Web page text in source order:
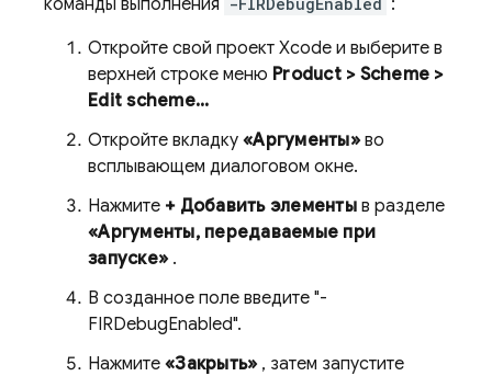
команды выполнения
:
Откройте свой проект Xcode и выберите в
верхней строке меню Product > Scheme >
Edit scheme...
Откройте вкладку «Аргументы»во
всплывающем диалоговом окне.
Нажмите + Добавить элементыв разделе
«Аргументы, передаваемые при
запуске» .
В созданное поле введите "-
FIRDebugEnabled".
Нажмите «Закрыть» , затем запустите